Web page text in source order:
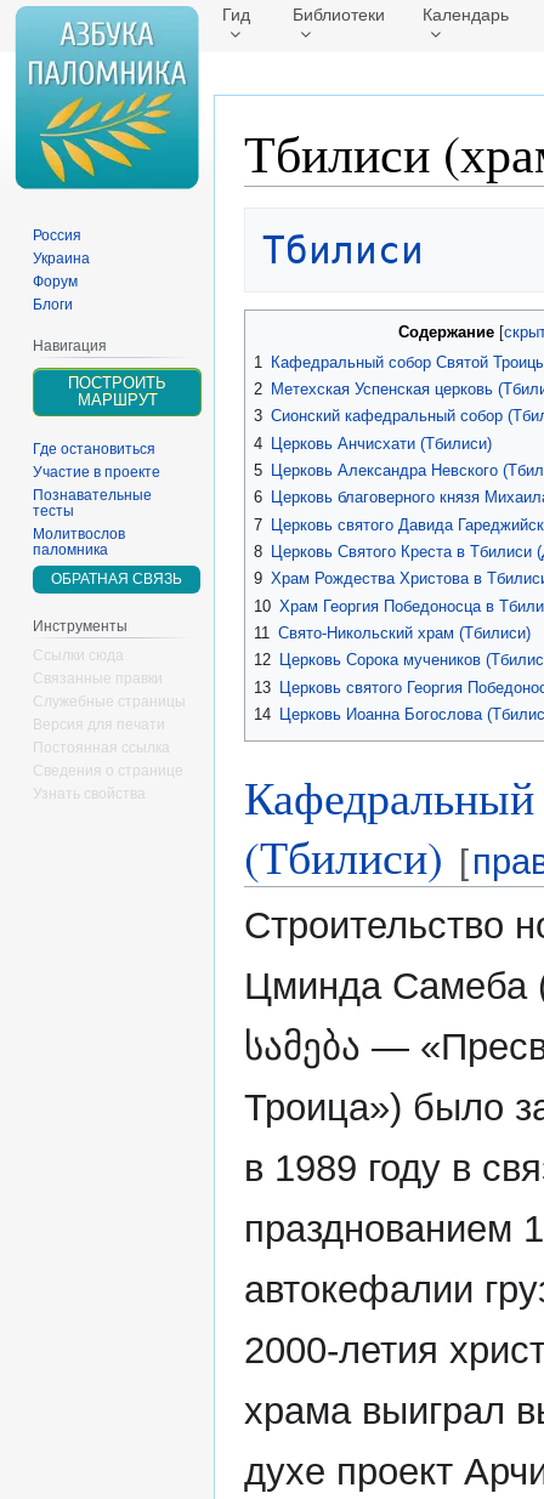
Гид Библиотеки Календарь
Тбилиси
Тбилиси
Содержание
1
Кафедральный собор Святой
2 Метехская Успенская церковь
3 Сионский кафедральный собор
4 Церковь Анчисхати (Тбилиси)
5 Церковь Александра Невского
6 Церковь благоверного князя
7 Церковь святого Давида
8 Церковь Святого Креста в
9 Храм Рождества Христова в
10 Храм Георгия Победоносца в
11 Свято-Никольский храм (Тбилиси)
12 Церковь Сорока мучеников
13 Церковь святого Георгия
14 Церковь Иоанна Богослова
(Тбилиси) [
Строительство
Цминда Самеба
სამება —
Троица») было
в 1989 году в
празднованием
автокефалии
2000-летия
храма выиграл
духе проект
Россия
Украина
Форум
Блоги
Навигация
ПОСТРОИТЬ
МАРШРУТ
Где остановиться
Участие в проекте
Познавательные
тесты
Молитвослов
паломника
ОБРАТНАЯ СВЯЗЬ
Инструменты
Ссылки сюда
Связанные правки
Служебные страницы
Версия для печати
Постоянная ссылка
Сведения о странице
Узнать свойства